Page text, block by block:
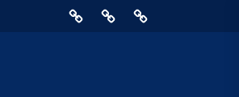
HomePrivacyAthirady